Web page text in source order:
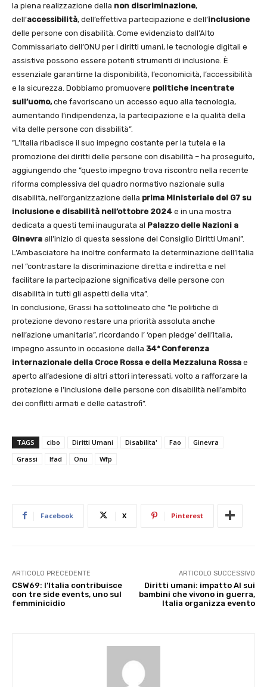
la piena realizzazione della non discriminazione,
dell’accessibilità, dell’effettiva partecipazione e dell’inclusione
delle persone con disabilità. Come evidenziato dall’Alto
Commissariato dell’ONU per i diritti umani, le tecnologie digitali e
assistive possono essere potenti strumenti di inclusione. È
essenziale garantirne la disponibilità, l’economicità, l’accessibilità
e la sicurezza. Dobbiamo promuovere politiche incentrate
sull’uomo,che favoriscano un accesso equo alla tecnologia,
aumentando l’indipendenza, la partecipazione e la qualità della
vita delle persone con disabilità”.
”L’Italia ribadisce il suo impegno costante per la tutela e la
promozione dei diritti delle persone con disabilità – ha proseguito,
aggiungendo che ”questo impegno trova riscontro nella recente
riforma complessiva del quadro normativo nazionale sulla
disabilità, nell’organizzazione della prima Ministeriale del G7 su
inclusione e disabilità nell’ottobre 2024 e in una mostra
dedicata a questi temi inaugurata al Palazzo delle Nazioni a
Ginevra all’inizio di questa sessione del Consiglio Diritti Umani”.
L’Ambasciatore ha inoltre confermato la determinazione dell’Italia
nel ”contrastare la discriminazione diretta e indiretta e nel
facilitare la partecipazione significativa delle persone con
disabilità in tutti gli aspetti della vita”.
In conclusione, Grassi ha sottolineato che ”le politiche di
protezione devono restare una priorità assoluta anche
nell’azione umanitaria”, ricordando l’ ‘open pledge’ dell’Italia,
impegno assunto in occasione della 34ª Conferenza
internazionale della Croce Rossa e della Mezzaluna Rossa e
aperto all’adesione di altri attori interessati, volto a rafforzare la
protezione e l’inclusione delle persone con disabilità nell’ambito
dei conflitti armati e delle catastrofi”.
TAGS cibo Diritti Umani Disabilita' Fao
Ginevra
Grassi
Ifad Onu Wfp
Facebook X Pinterest
ARTICOLO PRECEDENTE
CSW69: l’Italia contribuisce
con tre side events, uno sul
femminicidio
ARTICOLO SUCCESSIVO
Diritti umani: impatto AI sui
bambini che vivono in guerra,
Italia organizza evento